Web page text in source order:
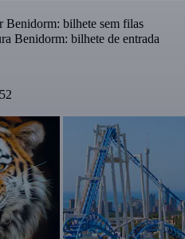
Benidorm: bilhete sem filas
Benidorm: bilhete de entrada